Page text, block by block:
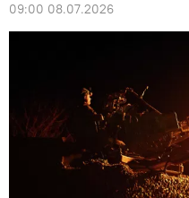
09:00 08.07.2026